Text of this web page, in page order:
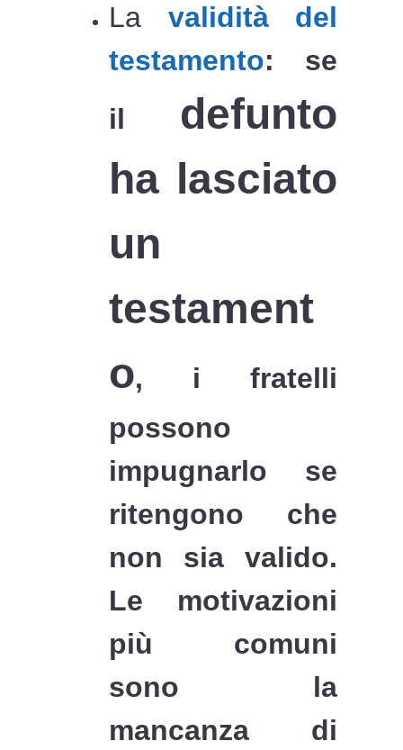
La validità del
testamento: se
il
defunto
ha lasciato
un
testament
o, i fratelli
possono
impugnarlo se
ritengono che
non sia valido.
Le motivazioni
più comuni
sono la
mancanza di